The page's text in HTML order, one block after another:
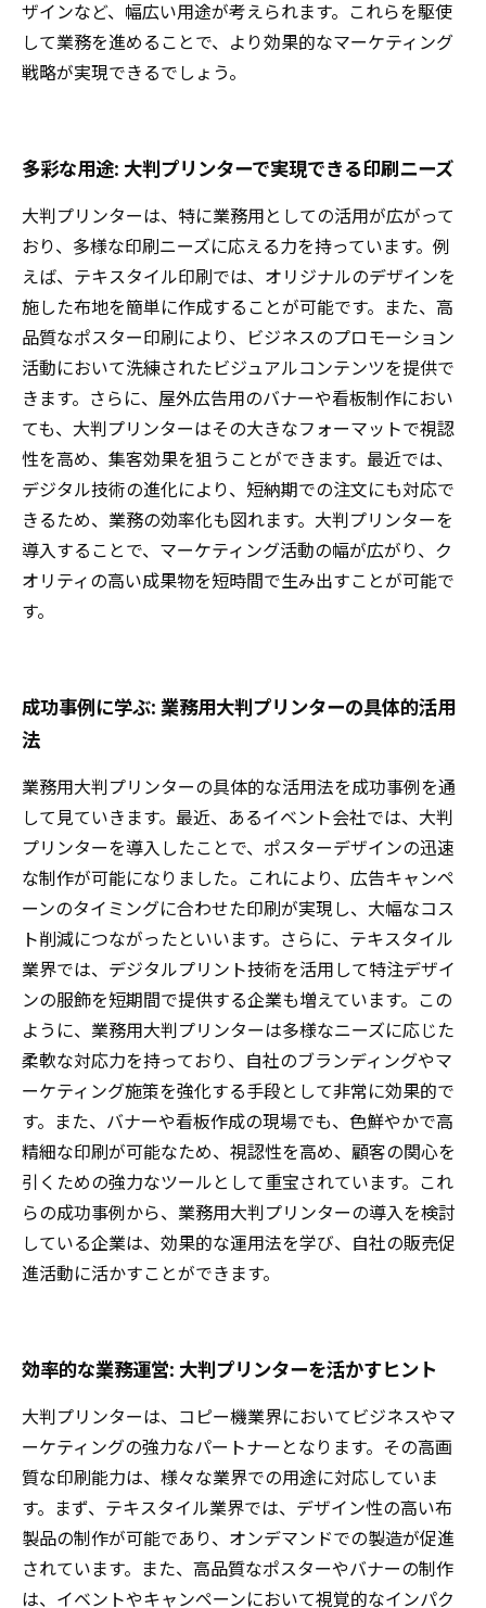
ザインなど、幅広い用途が考えられます。これらを駆使
して業務を進めることで、より効果的なマーケティング
戦略が実現できるでしょう。
多彩な用途: 大判プリンターで実現できる印刷ニーズ
大判プリンターは、特に業務用としての活用が広がって
おり、多様な印刷ニーズに応える力を持っています。例
えば、テキスタイル印刷では、オリジナルのデザインを
施した布地を簡単に作成することが可能です。また、高
品質なポスター印刷により、ビジネスのプロモーション
活動において洗練されたビジュアルコンテンツを提供で
きます。さらに、屋外広告用のバナーや看板制作におい
ても、大判プリンターはその大きなフォーマットで視認
性を高め、集客効果を狙うことができます。最近では、
デジタル技術の進化により、短納期での注文にも対応で
きるため、業務の効率化も図れます。大判プリンターを
導入することで、マーケティング活動の幅が広がり、ク
オリティの高い成果物を短時間で生み出すことが可能で
す。
成功事例に学ぶ: 業務用大判プリンターの具体的活用
法
業務用大判プリンターの具体的な活用法を成功事例を通
して見ていきます。最近、あるイベント会社では、大判
プリンターを導入したことで、ポスターデザインの迅速
な制作が可能になりました。これにより、広告キャンペ
ーンのタイミングに合わせた印刷が実現し、大幅なコス
ト削減につながったといいます。さらに、テキスタイル
業界では、デジタルプリント技術を活用して特注デザイ
ンの服飾を短期間で提供する企業も増えています。この
ように、業務用大判プリンターは多様なニーズに応じた
柔軟な対応力を持っており、自社のブランディングやマ
ーケティング施策を強化する手段として非常に効果的で
す。また、バナーや看板作成の現場でも、色鮮やかで高
精細な印刷が可能なため、視認性を高め、顧客の関心を
引くための強力なツールとして重宝されています。これ
らの成功事例から、業務用大判プリンターの導入を検討
している企業は、効果的な運用法を学び、自社の販売促
進活動に活かすことができます。
効率的な業務運営: 大判プリンターを活かすヒント
大判プリンターは、コピー機業界においてビジネスやマ
ーケティングの強力なパートナーとなります。その高画
質な印刷能力は、様々な業界での用途に対応していま
す。まず、テキスタイル業界では、デザイン性の高い布
製品の制作が可能であり、オンデマンドでの製造が促進
されています。また、高品質なポスターやバナーの制作
は、イベントやキャンペーンにおいて視覚的なインパク